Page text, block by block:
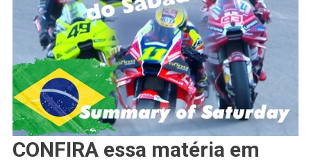
CONFIRA essa matéria em